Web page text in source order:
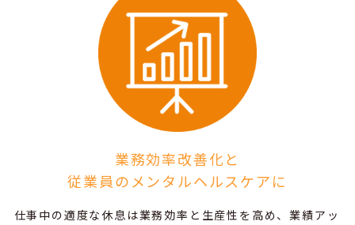
業務効率改善化と
従業員のメンタルヘルスケアに
仕事中の適度な休息は業務効率と生産性を高め、業績アッ